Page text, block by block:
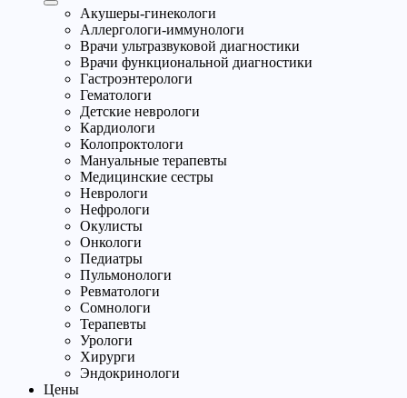
Акушеры-гинекологи
Аллергологи-иммунологи
Врачи ультразвуковой диагностики
Врачи функциональной диагностики
Гастроэнтерологи
Гематологи
Детские неврологи
Кардиологи
Колопроктологи
Мануальные терапевты
Медицинские сестры
Неврологи
Нефрологи
Окулисты
Онкологи
Педиатры
Пульмонологи
Ревматологи
Сомнологи
Терапевты
Урологи
Хирурги
Эндокринологи
Цены